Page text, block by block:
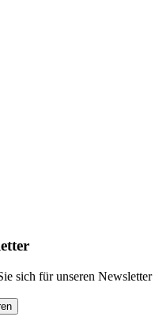
sich für unseren Newsletter